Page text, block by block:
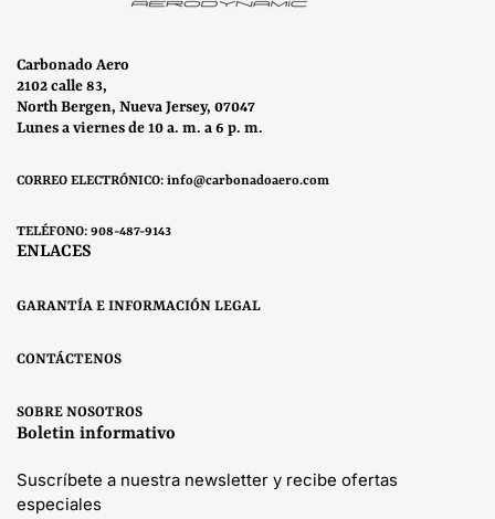
Carbonado Aero
2102 calle 83,
North Bergen, Nueva Jersey, 07047
Lunes a viernes de 10 a. m. a 6 p. m.
CORREO ELECTRÓNICO: info@carbonadoaero.com
TELÉFONO: 908-487-9143
ENLACES
GARANTÍA E INFORMACIÓN LEGAL
CONTÁCTENOS
SOBRE NOSOTROS
Boletin informativo
Suscríbete a nuestra newsletter y recibe ofertas
especiales